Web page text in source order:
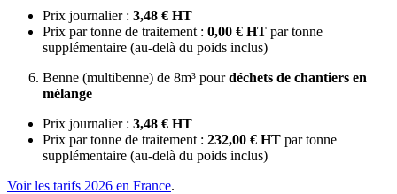
Prix journalier : 3,48 € HT
Prix par tonne de traitement : 0,00 € HT par tonne
supplémentaire (au-delà du poids inclus)
Benne (multibenne) de 8m³ pourdéchets de chantiers en
mélange
Prix journalier : 3,48 € HT
Prix par tonne de traitement : 232,00 € HT par tonne
supplémentaire (au-delà du poids inclus)
Voir les tarifs 2026 en France.